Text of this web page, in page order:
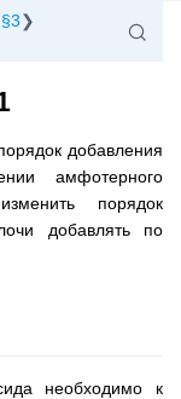
§3
добавления
амфотерного
порядок
добавлять по
необходимо к